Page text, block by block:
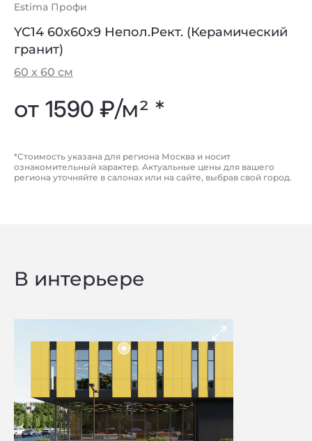
Estima Профи
YC14 60x60x9 Непол.Рект. (Керамический
гранит)
60 х 60 см
от 1590 ₽/м² *
*Стоимость указана для региона Москва и носит
ознакомительный характер. Актуальные цены для вашего
региона уточняйте в салонах или на сайте, выбрав свой город.
В интерьере